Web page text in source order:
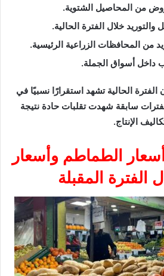
من المحاصيل الشتوية.
والتوريد خلال الفترة الحالية.
من المحافظات الزراعية الرئيسية.
داخل أسواق الجملة.
الحالية تشهد استقرارًا نسبيًا في
سابقة شهدت تقلبات حادة نتيجة
الإنتاج.
الطماطم وأسعار
المقبلة